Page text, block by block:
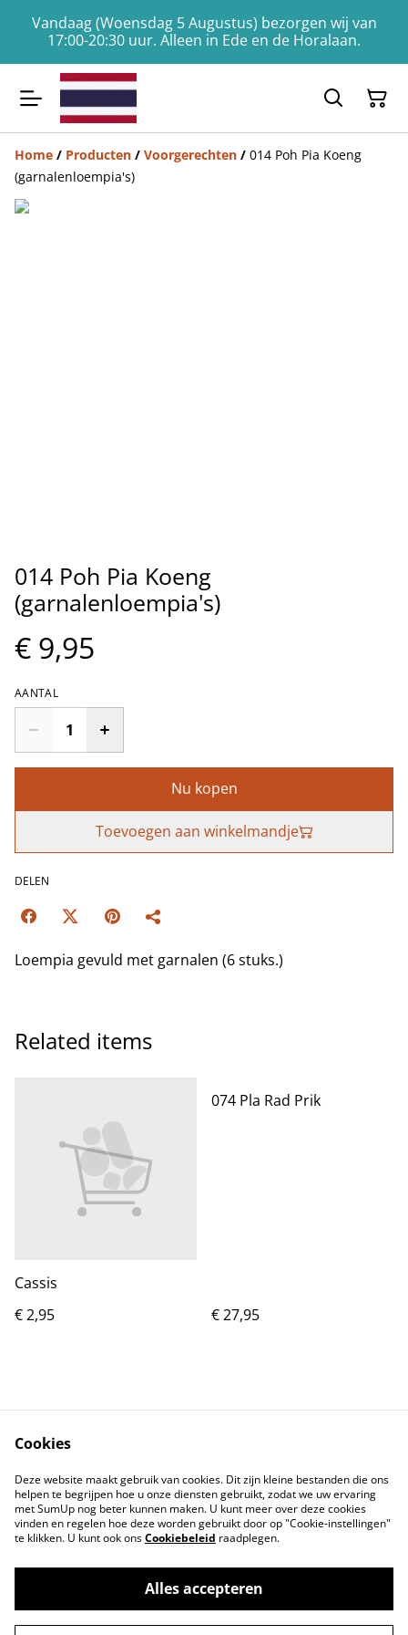
Vandaag (Woensdag 5 Augustus) bezorgen wij van
17:00-20:30 uur. Alleen in Ede en de Horalaan.
Home / Producten / Voorgerechten / 014 Poh Pia Koeng
(garnalenloempia's)
014 Poh Pia Koeng
(garnalenloempia's)
€ 9,95
AANTAL
Nu kopen
Toevoegen aan winkelmandje
DELEN
Loempia gevuld met garnalen (6 stuks.)
Related items
Cassis
€ 2,95
074 Pla Rad Prik
€ 27,95
(vegetarisch)
©2026De Mangoboom
Cookies
Deze website maakt gebruik van cookies. Dit zijn kleine bestanden die ons
helpen te begrijpen hoe u onze diensten gebruikt, zodat we uw ervaring
met SumUp nog beter kunnen maken. U kunt meer over deze cookies
vinden en regelen hoe deze worden gebruikt door op "Cookie-instellingen"
te klikken. U kunt ook onsCookiebeleid raadplegen.
Alles accepteren